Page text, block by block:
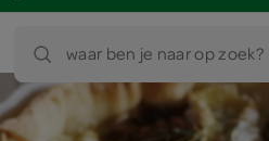
waar ben je naar op zoek?